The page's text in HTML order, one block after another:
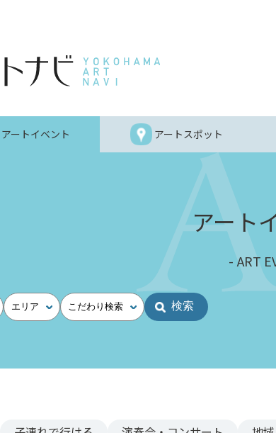
アートイベント アートスポット
アート
ART
エリア こだわり検索